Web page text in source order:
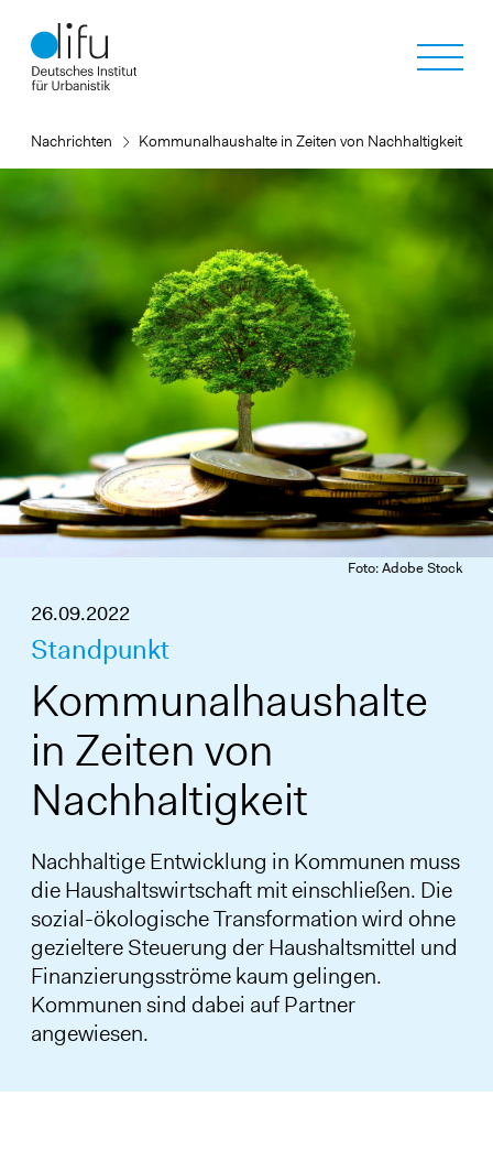
zum
Inhalt
Nachrichten Kommunalhaushalte in Zeiten von Nachhaltigkeit
Foto: Adobe Stock
26.09.2022
Standpunkt
Kommunalhaushalte
in Zeiten von
Nachhaltigkeit
Nachhaltige Entwicklung in Kommunen muss
die Haushaltswirtschaft mit einschließen. Die
sozial-ökologische Transformation wird ohne
gezieltere Steuerung der Haushaltsmittel und
Finanzierungsströme kaum gelingen.
Kommunen sind dabei auf Partner
angewiesen.